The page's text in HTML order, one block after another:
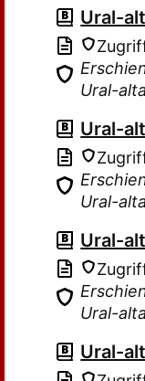
Ural-
Ural-
Ural-
Ural-
Ural-
Ural-
Ural-